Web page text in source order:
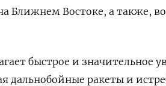
Ближнем Востоке, а также,
быстрое и значительное
дальнобойные ракеты и